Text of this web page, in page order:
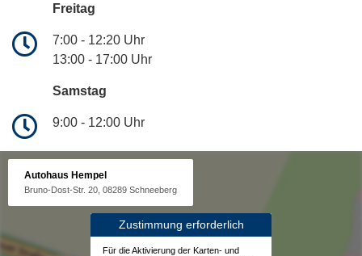
Freitag
7:00 - 12:20 Uhr
13:00 - 17:00 Uhr
Samstag
9:00 - 12:00 Uhr
Autohaus Hempel
Bruno-Dost-Str. 20, 08289 Schneeberg
Zustimmung erforderlich
Für die Aktivierung der Karten- und